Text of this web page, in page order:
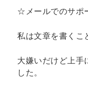
☆メールでのサポ
私は文章を書くこ
大嫌いだけど上手
した。